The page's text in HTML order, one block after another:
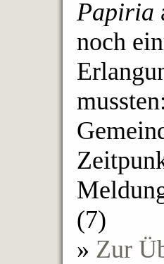
Papiria
noch
(7)
» Zur